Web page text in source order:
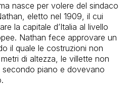
nasce per volere del sindaco
eletto nel 1909, il cui
la capitale d’Italia al livello
Nathan fece approvare un
il quale le costruzioni non
di altezza, le villette non
piano e dovevano